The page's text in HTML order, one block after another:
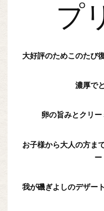
プ
大好評のためこのたび
濃厚で
卵の旨みとクリー
お子様から大人の方ま
ー
我が磯ぎよしのデザー